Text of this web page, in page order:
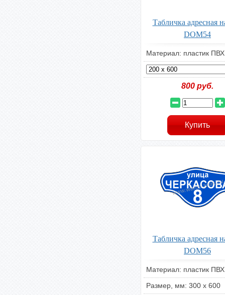
Табличка адресная
DOM54
Материал: пластик ПВХ
800 руб.
Табличка адресная
DOM56
Материал: пластик ПВХ
Размер, мм: 300 х 600